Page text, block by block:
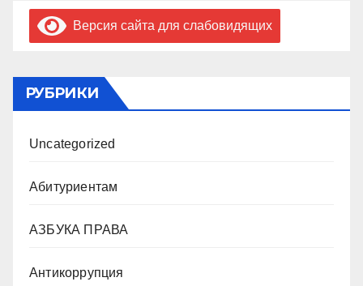
Версия сайта для слабовидящих
РУБРИКИ
Uncategorized
Абитуриентам
АЗБУКА ПРАВА
Антикоррупция